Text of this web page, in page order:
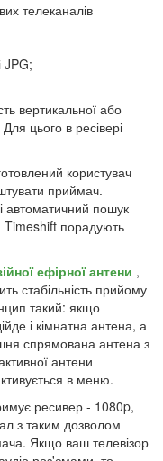
телеканалів
JPG;
вертикальної або
цього в ресівері
користувач
приймач.
автоматичний пошук
Timeshift порадують
ефірної антени ,
стабільність прийому
такий: якщо
і кімнатна антена, а
спрямована антена з
антени
в меню.
ресивер - 1080p,
з таким дозволом
Якщо ваш телевізор